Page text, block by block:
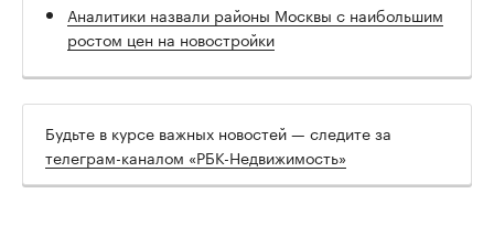
Аналитики назвали районы Москвы с наибольшим
ростом цен на новостройки
Будьте в курсе важных новостей — следите за
телеграм-каналом «РБК-Недвижимость»